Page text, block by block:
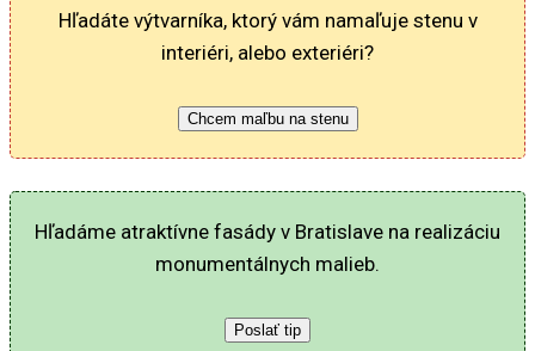
Hľadáte výtvarníka, ktorý vám namaľuje stenu v
interiéri, alebo exteriéri?
Chcem maľbu na stenu
Hľadáme atraktívne fasády v Bratislave na realizáciu
monumentálnych malieb.
Poslať tip